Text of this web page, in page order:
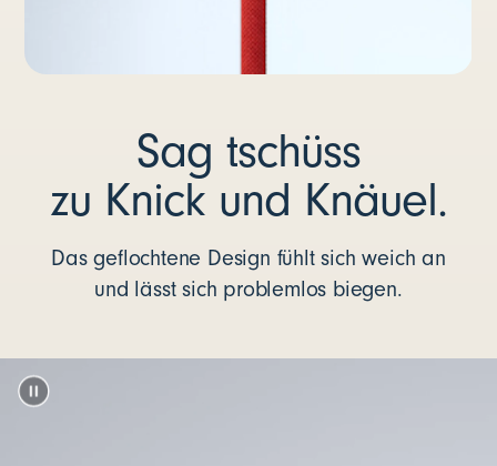
Sag tschüss
zu Knick und Knäuel.
Das geflochtene Design fühlt sich weich an
und lässt sich problemlos biegen.